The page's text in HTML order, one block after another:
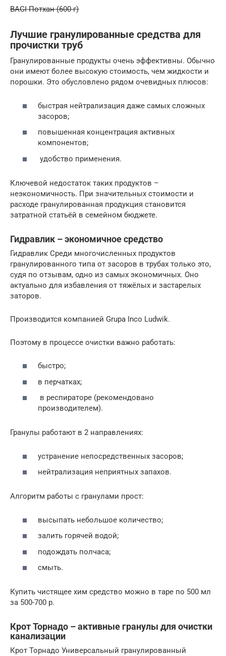
BAGI Потхан (600 г)
Лучшие гранулированные средства для
прочистки труб
Гранулированные продукты очень эффективны. Обычно
они имеют более высокую стоимость, чем жидкости и
порошки. Это обусловлено рядом очевидных плюсов:
быстрая нейтрализация даже самых сложных
засоров;
повышенная концентрация активных
компонентов;
удобство применения.
Ключевой недостаток таких продуктов –
неэкономичность. При значительных стоимости и
расходе гранулированная продукция становится
затратной статьёй в семейном бюджете.
Гидравлик – экономичное средство
Гидравлик Среди многочисленных продуктов
гранулированного типа от засоров в трубах только это,
судя по отзывам, одно из самых экономичных. Оно
актуально для избавления от тяжёлых и застарелых
заторов.
Производится компанией Grupa Inco Ludwik.
Поэтому в процессе очистки важно работать:
быстро;
в перчатках;
в респираторе (рекомендовано
производителем).
Гранулы работают в 2 направлениях:
устранение непосредственных засоров;
нейтрализация неприятных запахов.
Алгоритм работы с гранулами прост:
высыпать небольшое количество;
залить горячей водой;
подождать полчаса;
смыть.
Купить чистящее хим средство можно в таре по 500 мл
за 500-700 р.
Крот Торнадо – активные гранулы для очистки
канализации
Крот Торнадо Универсальный гранулированный